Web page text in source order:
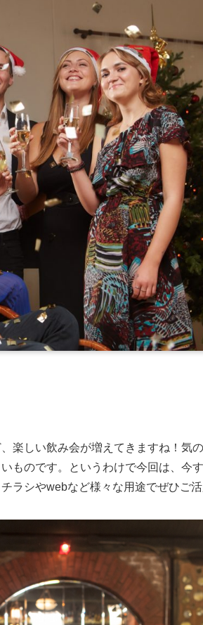
楽しい飲み会が増えてきますね！気
ものです。というわけで今回は、今
ラシやwebなど様々な用途でぜひご活